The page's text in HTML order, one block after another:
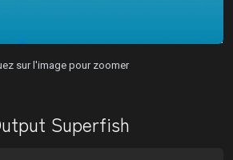
sur l'image pour zoomer
Superfish